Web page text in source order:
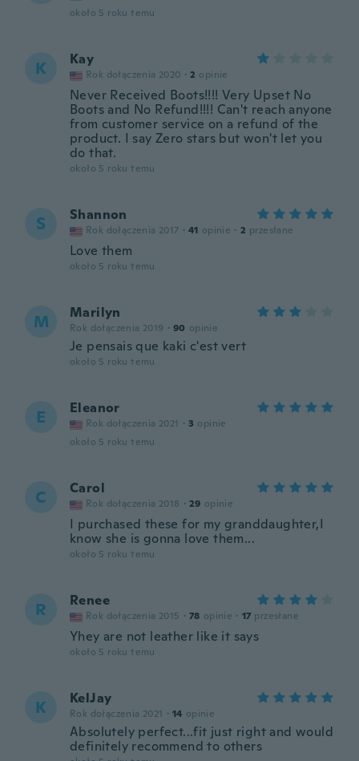
około 5 roku temu
K Kay
Rok dołączenia 2020 · 2 opinie
Never Received Boots!!!! Very Upset No
Boots and No Refund!!!! Can't reach anyone
from customer service on a refund of the
product. I say Zero stars but won't let you
do that.
około 5 roku temu
S Shannon
Rok dołączenia 2017 · 41 opinie · 2 przesłane
Love them
około 5 roku temu
M Marilyn
Rok dołączenia 2019 · 90 opinie
Je pensais que kaki c'est vert
około 5 roku temu
E Eleanor
Rok dołączenia 2021 · 3 opinie
około 5 roku temu
C Carol
Rok dołączenia 2018 · 29 opinie
I purchased these for my granddaughter,I
know she is gonna love them...
około 5 roku temu
R Renee
Rok dołączenia 2015 · 78 opinie · 17 przesłane
Yhey are not leather like it says
około 5 roku temu
K KelJay
Rok dołączenia 2021 · 14 opinie
Absolutely perfect...fit just right and would
definitely recommend to others